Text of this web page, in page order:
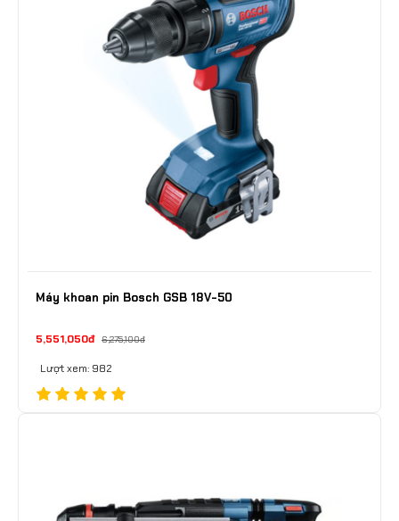
Máy khoan pin Bosch GSB 18V-50
5,551,050đ 6,275,100đ
Lượt xem: 982